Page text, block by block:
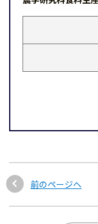
前のページへ